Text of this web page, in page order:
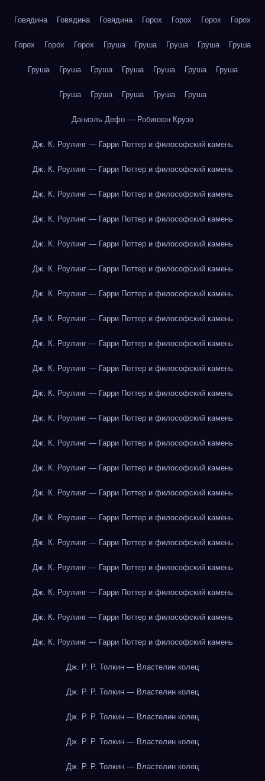
Говядина Говядина Говядина Горох Горох Горох Горох
Горох Горох Горох Груша Груша Груша Груша Груша
Груша Груша Груша Груша Груша Груша Груша
Груша Груша Груша Груша Груша
Даниэль Дефо — Робинзон Крузо
Дж. К. Роулинг — Гарри Поттер и философский камень
Дж. К. Роулинг — Гарри Поттер и философский камень
Дж. К. Роулинг — Гарри Поттер и философский камень
Дж. К. Роулинг — Гарри Поттер и философский камень
Дж. К. Роулинг — Гарри Поттер и философский камень
Дж. К. Роулинг — Гарри Поттер и философский камень
Дж. К. Роулинг — Гарри Поттер и философский камень
Дж. К. Роулинг — Гарри Поттер и философский камень
Дж. К. Роулинг — Гарри Поттер и философский камень
Дж. К. Роулинг — Гарри Поттер и философский камень
Дж. К. Роулинг — Гарри Поттер и философский камень
Дж. К. Роулинг — Гарри Поттер и философский камень
Дж. К. Роулинг — Гарри Поттер и философский камень
Дж. К. Роулинг — Гарри Поттер и философский камень
Дж. К. Роулинг — Гарри Поттер и философский камень
Дж. К. Роулинг — Гарри Поттер и философский камень
Дж. К. Роулинг — Гарри Поттер и философский камень
Дж. К. Роулинг — Гарри Поттер и философский камень
Дж. К. Роулинг — Гарри Поттер и философский камень
Дж. К. Роулинг — Гарри Поттер и философский камень
Дж. К. Роулинг — Гарри Поттер и философский камень
Дж. Р. Р. Толкин — Властелин колец
Дж. Р. Р. Толкин — Властелин колец
Дж. Р. Р. Толкин — Властелин колец
Дж. Р. Р. Толкин — Властелин колец
Дж. Р. Р. Толкин — Властелин колец